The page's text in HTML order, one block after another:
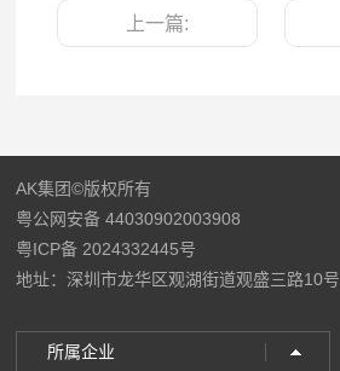
上一篇:
AK集团©版权所有
粤公网安备 44030902003908
粤ICP备 2024332445号
地址：深圳市龙华区观湖街道观盛三路10号
所属企业